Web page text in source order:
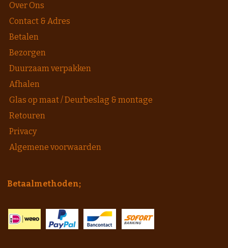
Over Ons
Contact & Adres
Betalen
Bezorgen
Duurzaam verpakken
Afhalen
Glas op maat / Deurbeslag & montage
Retouren
Privacy
Algemene voorwaarden
Betaalmethoden;